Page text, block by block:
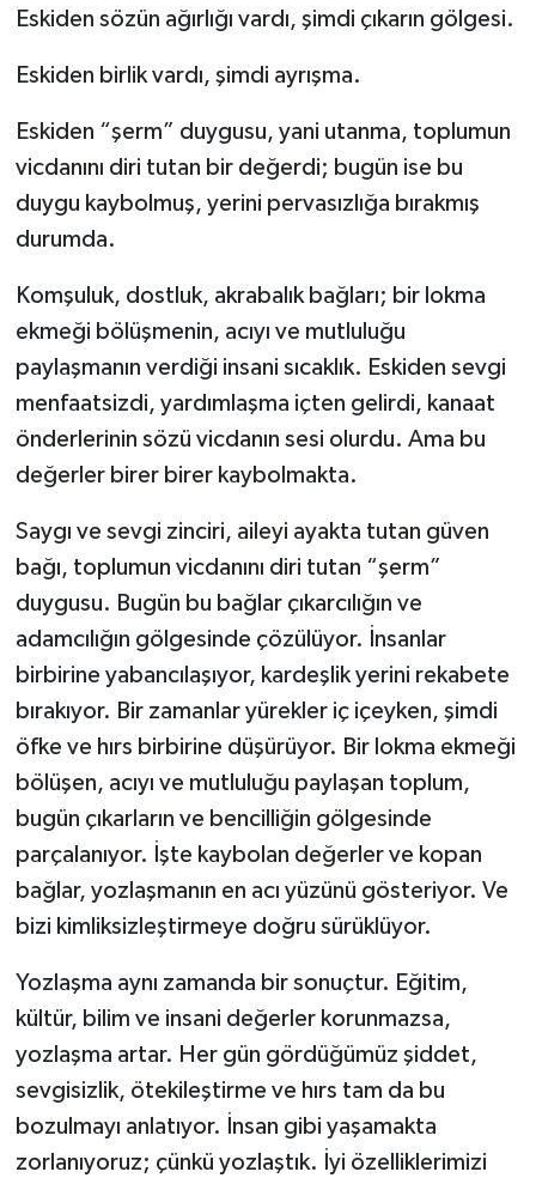
Eskiden sözün ağırlığı vardı, şimdi çıkarın gölgesi.
Eskiden birlik vardı, şimdi ayrışma.
Eskiden “şerm” duygusu, yani utanma, toplumun
vicdanını diri tutan bir değerdi; bugün ise bu
duygu kaybolmuş, yerini pervasızlığa bırakmış
durumda.
Komşuluk, dostluk, akrabalık bağları; bir lokma
ekmeği bölüşmenin, acıyı ve mutluluğu
paylaşmanın verdiği insani sıcaklık. Eskiden sevgi
menfaatsizdi, yardımlaşma içten gelirdi, kanaat
önderlerinin sözü vicdanın sesi olurdu. Ama bu
değerler birer birer kaybolmakta.
Saygı ve sevgi zinciri, aileyi ayakta tutan güven
bağı, toplumun vicdanını diri tutan “şerm”
duygusu. Bugün bu bağlar çıkarcılığın ve
adamcılığın gölgesinde çözülüyor. İnsanlar
birbirine yabancılaşıyor, kardeşlik yerini rekabete
bırakıyor. Bir zamanlar yürekler iç içeyken, şimdi
öfke ve hırs birbirine düşürüyor. Bir lokma ekmeği
bölüşen, acıyı ve mutluluğu paylaşan toplum,
bugün çıkarların ve bencilliğin gölgesinde
parçalanıyor. İşte kaybolan değerler ve kopan
bağlar, yozlaşmanın en acı yüzünü gösteriyor. Ve
bizi kimliksizleştirmeye doğru sürüklüyor.
Yozlaşma aynı zamanda bir sonuçtur. Eğitim,
kültür, bilim ve insani değerler korunmazsa,
yozlaşma artar. Her gün gördüğümüz şiddet,
sevgisizlik, ötekileştirme ve hırs tam da bu
bozulmayı anlatıyor. İnsan gibi yaşamakta
zorlanıyoruz; çünkü yozlaştık. İyi özelliklerimizi